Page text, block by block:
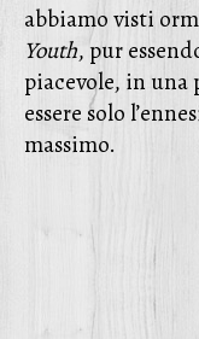
abbiamo visti
Youth, pur
piacevole, in
essere solo
massimo.